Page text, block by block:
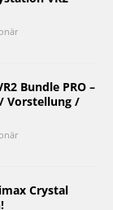
Bundle PRO –
Vorstellung /
Crystal